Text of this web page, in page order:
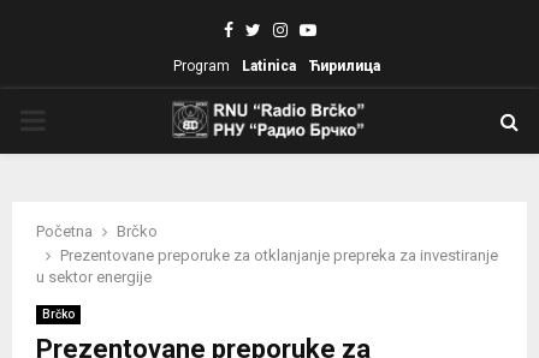
Facebook
TwitterInstagram
Youtube
Program Latinica Ћирилица
Početna
Brčko
Prezentovane preporuke za otklanjanje prepreka za investiranje
u sektor energije
Brčko
Prezentovane preporuke za